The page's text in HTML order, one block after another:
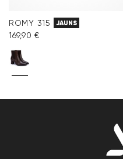
ROMY 315 JAUNS
169,90 €